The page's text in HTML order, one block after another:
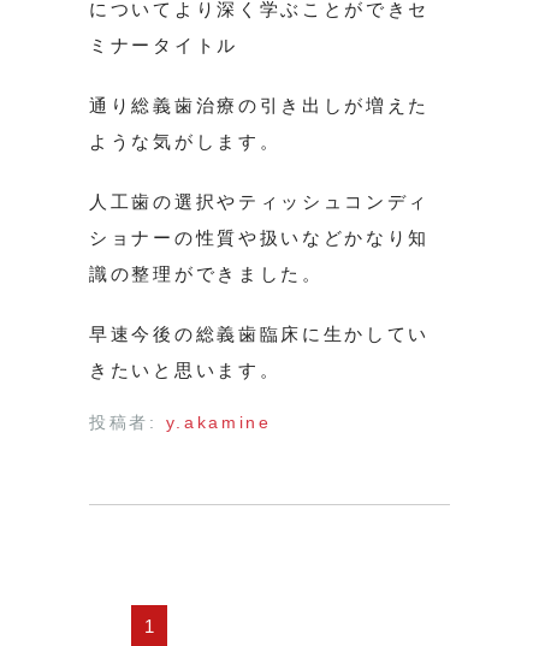
についてより深く学ぶことができセ
ミナータイトル
通り総義歯治療の引き出しが増えた
ような気がします。
人工歯の選択やティッシュコンディ
ショナーの性質や扱いなどかなり知
識の整理ができました。
早速今後の総義歯臨床に生かしてい
きたいと思います。
投稿者: y.akamine
1